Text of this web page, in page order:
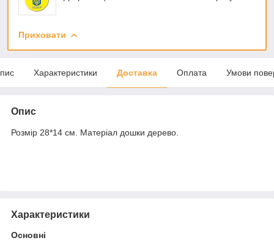
Приховати
Характеристики Доставка Оплата Умови
Опис
Розмір 28*14 см. Матеріал дошки дерево.
Характеристики
Основні